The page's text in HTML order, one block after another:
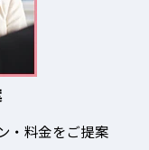
・料金をご提案